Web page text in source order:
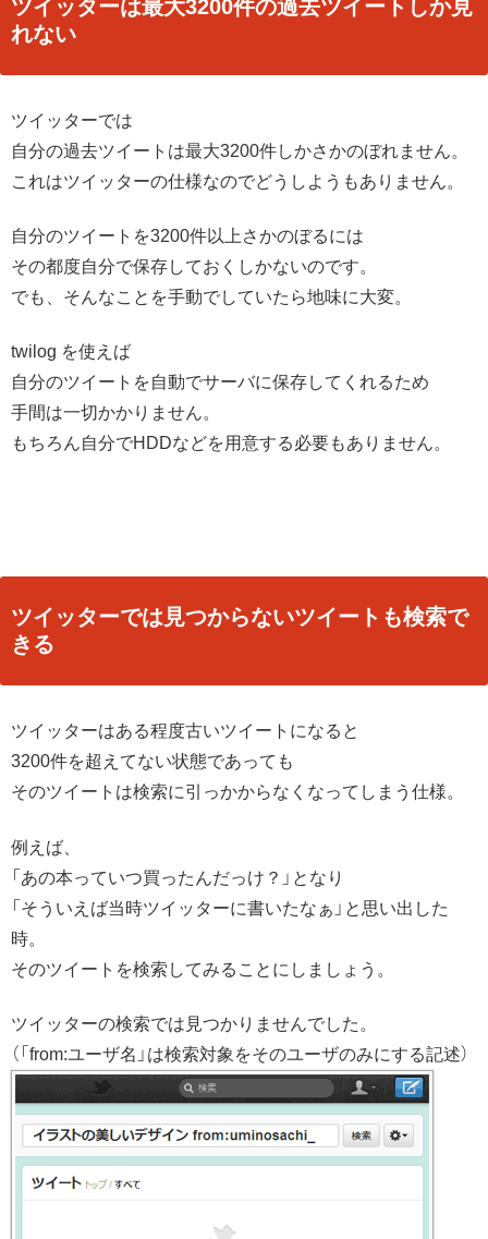
ツイッターは最大3200件の過去ツイートしか見
れない
ツイッターでは
自分の過去ツイートは最大3200件しかさかのぼれません。
これはツイッターの仕様なのでどうしようもありません。
自分のツイートを3200件以上さかのぼるには
その都度自分で保存しておくしかないのです。
でも、そんなことを手動でしていたら地味に大変。
twilog を使えば
自分のツイートを自動でサーバに保存してくれるため
手間は一切かかりません。
もちろん自分でHDDなどを用意する必要もありません。
ツイッターでは見つからないツイートも検索で
きる
ツイッターはある程度古いツイートになると
3200件を超えてない状態であっても
そのツイートは検索に引っかからなくなってしまう仕様。
例えば、
「あの本っていつ買ったんだっけ？」となり
「そういえば当時ツイッターに書いたなぁ」と思い出した
時。
そのツイートを検索してみることにしましょう。
ツイッターの検索では見つかりませんでした。
（「from:ユーザ名」は検索対象をそのユーザのみにする記述）